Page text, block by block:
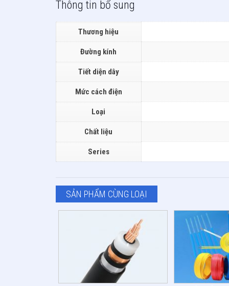
Thông tin bổ sung
Thương hiệu
Đường kính
Tiết diện dây
Mức cách điện
Loại
Chất liệu
Series
SẢN PHẨM CÙNG LOẠI